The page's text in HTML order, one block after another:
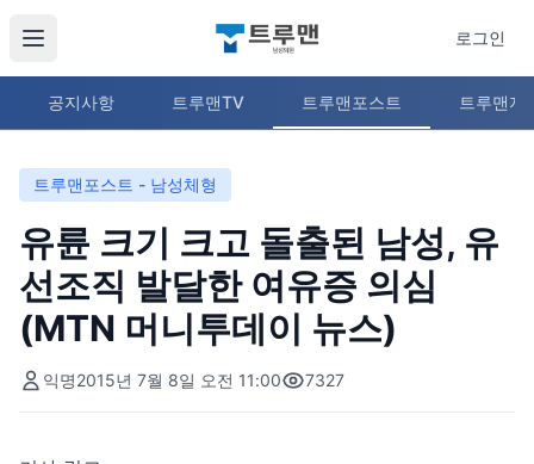
로그인
공지사항 트루맨TV 트루맨포스트 트루맨지
트루맨포스트 - 남성체형
유륜 크기 크고 돌출된 남성, 유
선조직 발달한 여유증 의심
(MTN 머니투데이 뉴스)
익명2015년 7월 8일 오전 11:00 7327